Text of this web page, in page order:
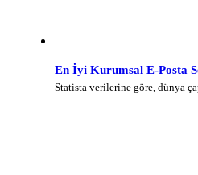
En İyi Kurumsal E-Posta
Statista verilerine göre, dünya